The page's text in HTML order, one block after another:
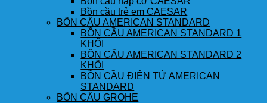
Bồn cầu trẻ em CAESAR
BỒN CẦU AMERICAN STANDARD
BỒN CẦU AMERICAN STANDARD 1
KHỐI
BỒN CẦU AMERICAN STANDARD 2
KHỐI
BỒN CẦU ĐIỆN TỬ AMERICAN
STANDARD
BỒN CẦU GROHE